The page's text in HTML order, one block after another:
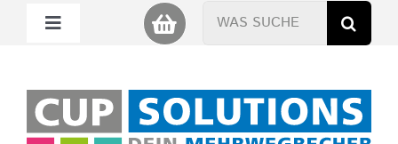
Toggle
Miet Cup
Suche
nach: